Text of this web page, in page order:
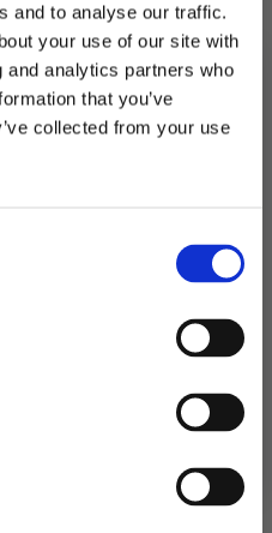
and to analyse our traffic.
your use of our site with
analytics partners who
that you’ve
collected from your use
,Folieballonger